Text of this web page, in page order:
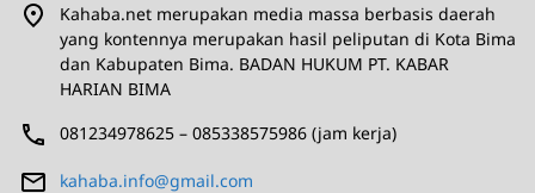
Kahaba.net merupakan media massa berbasis daerah
yang kontennya merupakan hasil peliputan di Kota Bima
dan Kabupaten Bima. BADAN HUKUM PT. KABAR
HARIAN BIMA
081234978625 – 085338575986 (jam kerja)
kahaba.info@gmail.com